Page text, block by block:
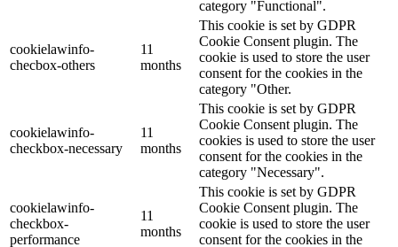
category "Functional".
cookielawinfo-
checbox-others
11
months
This cookie is set by GDPR
Cookie Consent plugin. The
cookie is used to store the user
consent for the cookies in the
category "Other.
cookielawinfo-
checkbox-necessary
11
months
This cookie is set by GDPR
Cookie Consent plugin. The
cookies is used to store the user
consent for the cookies in the
category "Necessary".
cookielawinfo-
checkbox-
performance
11
months
This cookie is set by GDPR
Cookie Consent plugin. The
cookie is used to store the user
consent for the cookies in the